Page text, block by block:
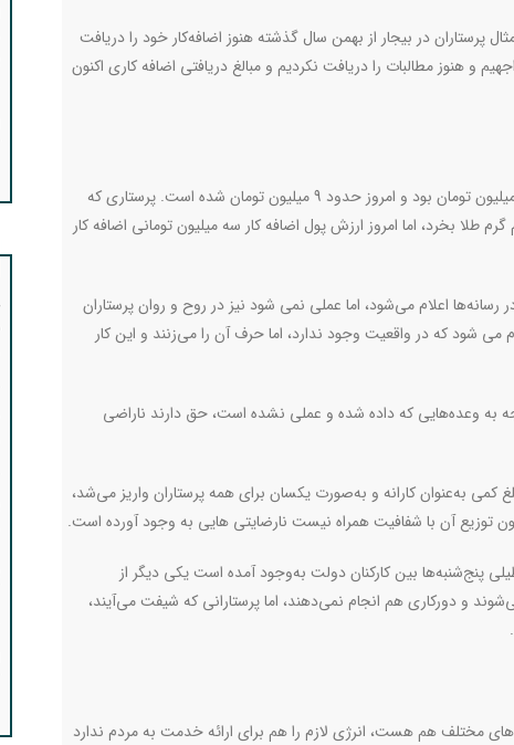
پرستاران در بیجار از بهمن سال گذشته هنوز اضافه‌کار خود را دریافت
و هنوز مطالبات را دریافت نکردیم و مبالغ دریافتی اضافه کاری اکنون
وی افزود: اگر به قیمت طلا نگاه کنیم، سال گذشته قیمت هر گرم آن حدود پنج میلیون تومان بود و امروز حدود 9 میلیون تومان شده است. پرستاری که
بخرد، اما امروز ارزش پول اضافه کار سه میلیون تومانی اضافه کار
اعلام می‌شود، اما عملی نمی شود نیز در روح و روان پرستاران
می شود که در واقعیت وجود ندارد، اما حرف آن را می‌زنند و این کار
به وعده‌هایی که داده شده و عملی نشده است، حق دارند ناراضی
به‌عنوان کارانه و به‌صورت یکسان برای همه پرستاران واریز می‌شد،
توزیع آن با شفافیت همراه نیست نارضایتی هایی به وجود آورده است.
پنج‌شنبه‌ها بین کارکنان دولت به‌وجود آمده است یکی دیگر از
و دورکاری هم انجام نمی‌دهند، اما پرستارانی که شیفت می‌آیند،
مختلف هم هست، انرژی لازم را هم برای ارائه خدمت به مردم ندارد